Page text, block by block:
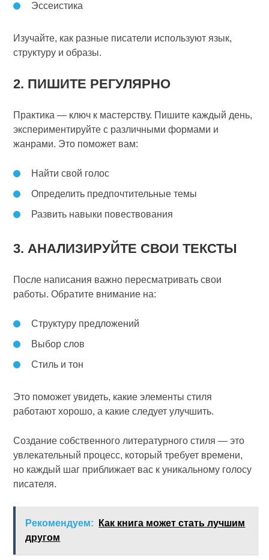
Эссеистика
Изучайте, как разные писатели используют язык,
структуру и образы.
2. ПИШИТЕ РЕГУЛЯРНО
Практика — ключ к мастерству. Пишите каждый день,
экспериментируйте с различными формами и
жанрами. Это поможет вам:
Найти свой голос
Определить предпочтительные темы
Развить навыки повествования
3. АНАЛИЗИРУЙТЕ СВОИ ТЕКСТЫ
После написания важно пересматривать свои
работы. Обратите внимание на:
Структуру предложений
Выбор слов
Стиль и тон
Это поможет увидеть, какие элементы стиля
работают хорошо, а какие следует улучшить.
Создание собственного литературного стиля — это
увлекательный процесс, который требует времени,
но каждый шаг приближает вас к уникальному голосу
писателя.
Рекомендуем:
Как книга может стать лучшим
другом